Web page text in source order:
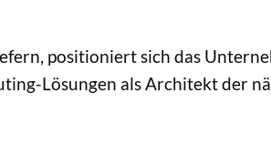
positioniert sich das
Lösungen als Architekt der